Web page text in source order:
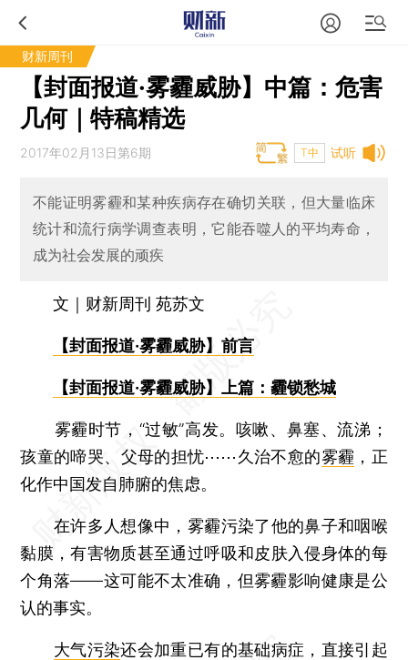
财新周刊
【封面报道·雾霾威胁】中篇：危害
几何｜特稿精选
试听
2017年02月13日第6期 T中
不能证明雾霾和某种疾病存在确切关联，但大量临床
统计和流行病学调查表明，它能吞噬人的平均寿命，
成为社会发展的顽疾
文｜财新周刊 苑苏文
【封面报道·雾霾威胁】前言
【封面报道·雾霾威胁】上篇：霾锁愁城
雾霾时节，“过敏”高发。咳嗽、鼻塞、流涕；
孩童的啼哭、父母的担忧⋯⋯久治不愈的雾霾 ，正
化作中国发自肺腑的焦虑。
在许多人想像中，雾霾污染了他的鼻子和咽喉
黏膜，有害物质甚至通过呼吸和皮肤入侵身体的每
个角落——这可能不太准确，但雾霾影响健康是公
认的事实。
大气污染还会加重已有的基础病症，直接引起